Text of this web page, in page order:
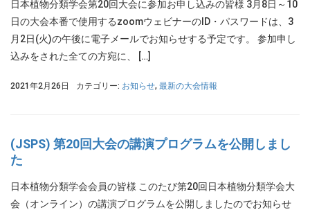
日本植物分類学会第20回大会に参加お申し込みの皆様 3月8日～10
日の大会本番で使用するzoomウェビナーのID・パスワードは、3
月2日(火)の午後に電子メールでお知らせする予定です。 参加申し
込みをされた全ての方宛に、 […]
2021年2月26日 カテゴリー: お知らせ, 最新の大会情報
(JSPS) 第20回大会の講演プログラムを公開しまし
た
日本植物分類学会会員の皆様 このたび第20回日本植物分類学会大
会（オンライン）の講演プログラムを公開しましたのでお知らせ